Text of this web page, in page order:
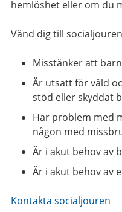
hemlöshet eller om du
Vänd dig till
Misstänker att
Är utsatt för våld
stöd eller skyddat
Har problem med
någon med
Är i akut behov av
Är i akut behov av
Kontakta socialjouren